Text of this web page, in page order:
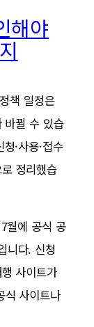
해야
정책 일정은
바뀔 수 있습
·사용·접수
정리했습
월에 공식 공
니다. 신청
사이트가
식 사이트나